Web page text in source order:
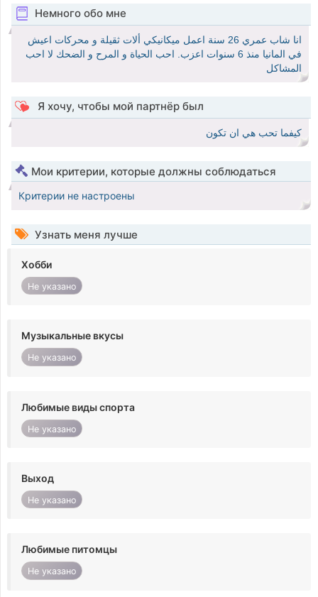
Немного обо мне
انا شاب عمري 26 سنة اعمل ميكانيكي ألات ثقيلة و محركات اعيش
في المانيا منذ 6 سنوات اعزب. احب الحياة و المرح و الضحك لا احب
المشاكل
Я хочу, чтобы мой партнёр был
كيفما تحب هي ان تكون
Мои критерии, которые должны соблюдаться
Критерии не настроены
Узнать меня лучше
Хобби
Не указано
Музыкальные вкусы
Не указано
Любимые виды спорта
Не указано
Выход
Не указано
Любимые питомцы
Не указано